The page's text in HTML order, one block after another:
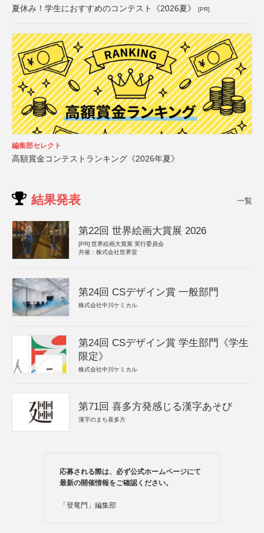
夏休み！学生におすすめのコンテスト《2026夏》 [PR]
編集部セレクト
高額賞金コンテストランキング《2026年夏》
結果発表 一覧
第22回 世界絵画大賞展 2026
[PR] 世界絵画大賞展 実行委員会
共催：株式会社世界堂
第24回 CSデザイン賞 一般部門
株式会社中川ケミカル
第24回 CSデザイン賞 学生部門《学生
限定》
株式会社中川ケミカル
第71回 喜多方発感じる漢字あそび
漢字のまち喜多方
応募される際は、必ず公式ホームページにて
最新の開催情報をご確認ください。
「登竜門」編集部